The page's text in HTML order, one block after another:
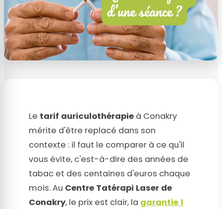
Le tarif auriculothérapie à Conakry
mérite d'être replacé dans son
contexte : il faut le comparer à ce qu'il
vous évite, c'est-à-dire des années de
tabac et des centaines d'euros chaque
mois. Au Centre Tatérapi Laser de
Conakry, le prix est clair, la garantie 1